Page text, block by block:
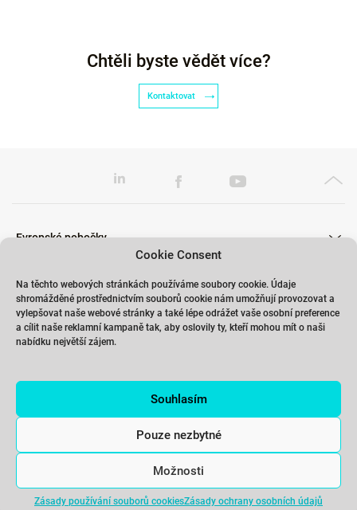
Cookie Consent
Na těchto webových stránkách používáme soubory cookie. Údaje
shromážděné prostřednictvím souborů cookie nám umožňují provozovat a
vylepšovat naše webové stránky a také lépe odrážet vaše osobní preference
a cílit naše reklamní kampaně tak, aby oslovily ty, kteří mohou mít o naši
nabídku největší zájem.
Souhlasím
Pouze nezbytné
Možnosti
Zásady používání souborů cookiesZásady ochrany osobních údajů
Chtěli byste vědět více?
Kontaktovat
Evropské pobočky
Školení